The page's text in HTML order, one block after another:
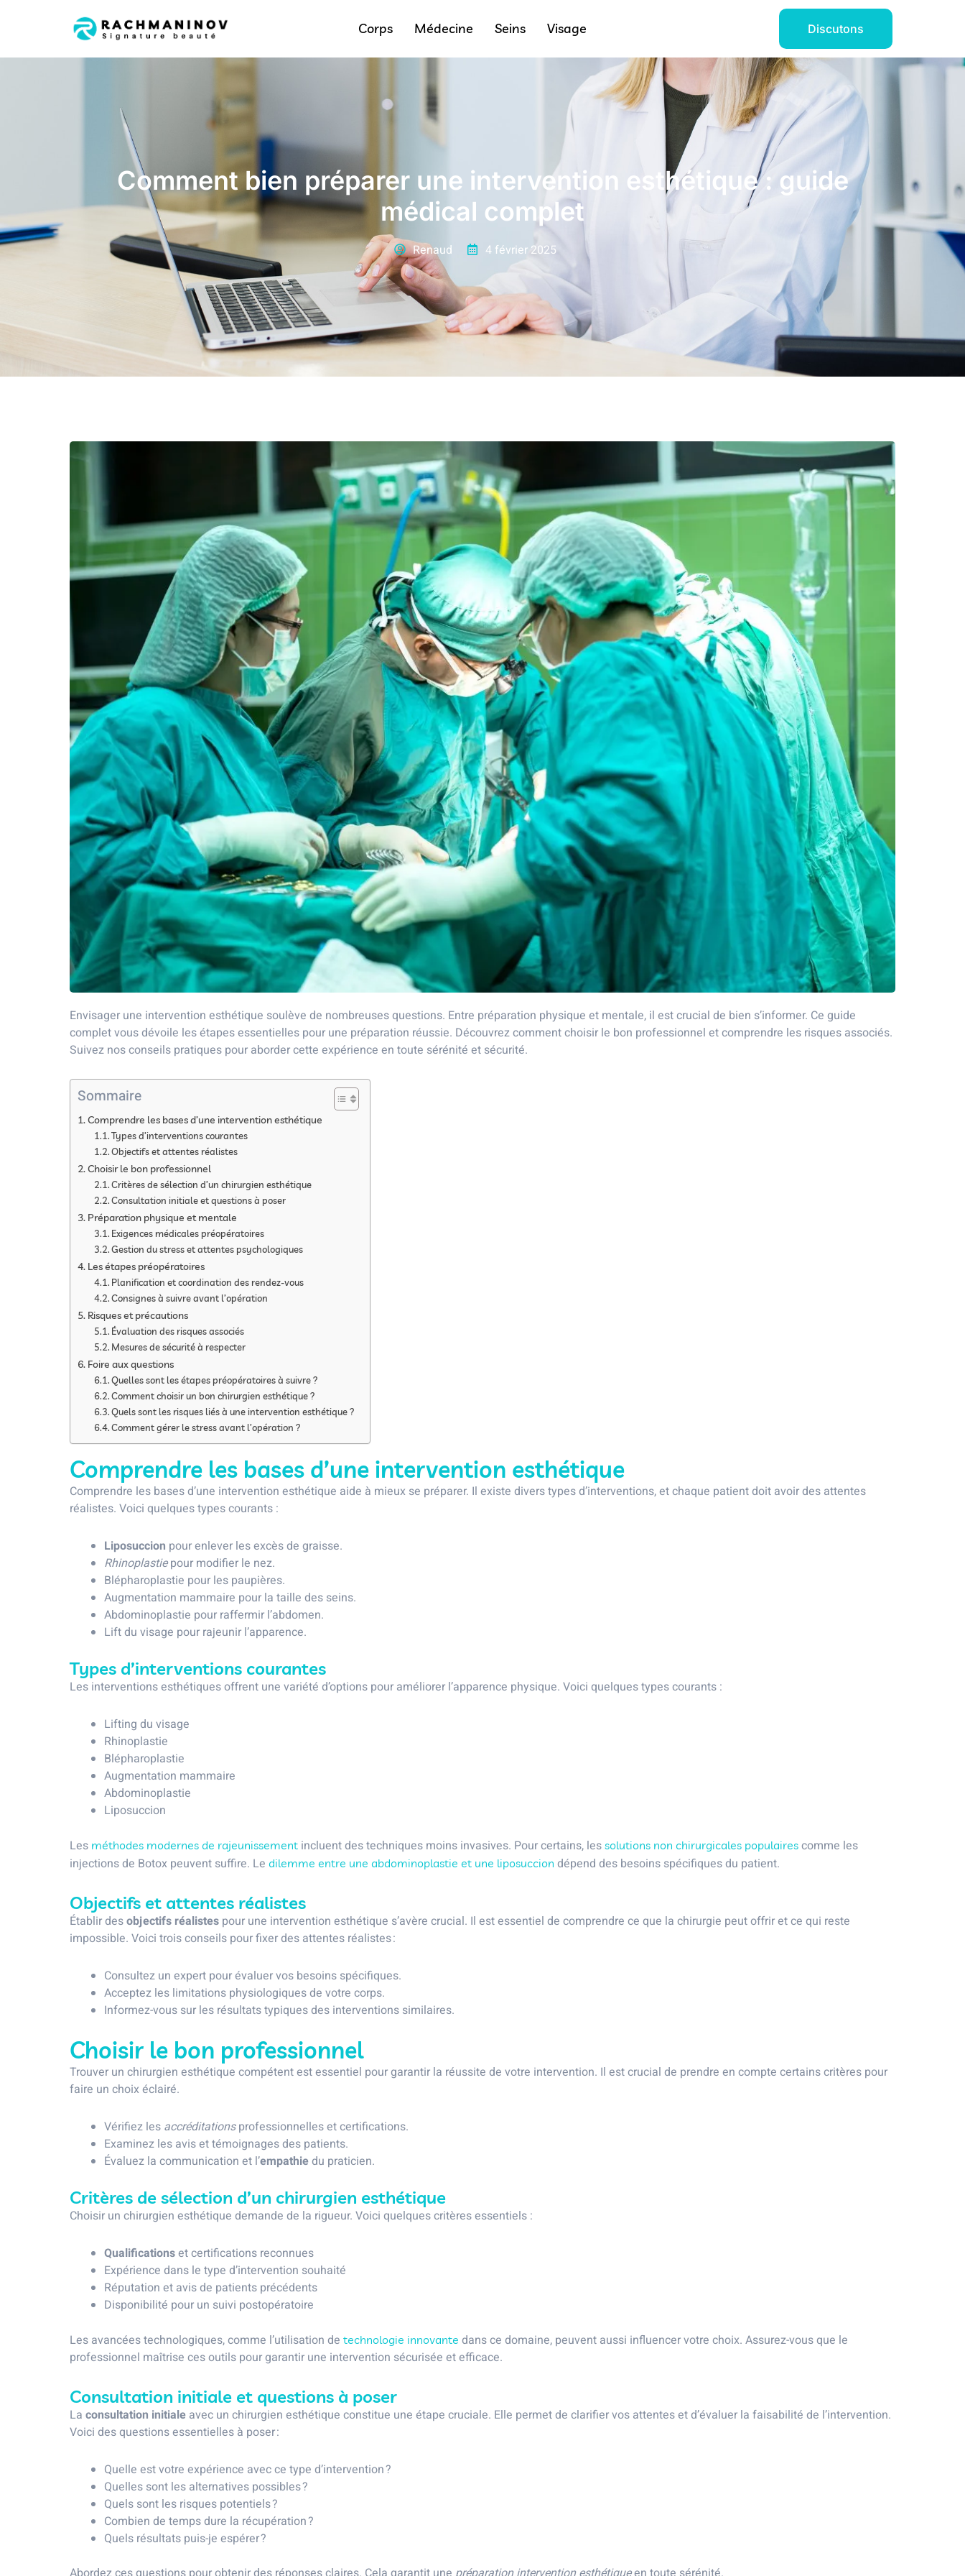
Corps Médecine Seins Visage Discutons
Comment bien préparer une intervention esthétique : guide
médical complet
Renaud 4 février 2025
Envisager une intervention esthétique soulève de nombreuses questions. Entre préparation physique et mentale, il est crucial de bien s’informer. Ce guide
complet vous dévoile les étapes essentielles pour une préparation réussie. Découvrez comment choisir le bon professionnel et comprendre les risques associés.
Suivez nos conseils pratiques pour aborder cette expérience en toute sérénité et sécurité.
Sommaire
Comprendre les bases d’une intervention esthétique
Types d’interventions courantes
Objectifs et attentes réalistes
Choisir le bon professionnel
Critères de sélection d’un chirurgien esthétique
Consultation initiale et questions à poser
Préparation physique et mentale
Exigences médicales préopératoires
Gestion du stress et attentes psychologiques
Les étapes préopératoires
Planification et coordination des rendez-vous
Consignes à suivre avant l’opération
Risques et précautions
Évaluation des risques associés
Mesures de sécurité à respecter
Foire aux questions
Quelles sont les étapes préopératoires à suivre ?
Comment choisir un bon chirurgien esthétique ?
Quels sont les risques liés à une intervention esthétique ?
Comment gérer le stress avant l’opération ?
Comprendre les bases d’une intervention esthétique
Comprendre les bases d’une intervention esthétique aide à mieux se préparer. Il existe divers types d’interventions, et chaque patient doit avoir des attentes
réalistes. Voici quelques types courants :
Liposuccion pour enlever les excès de graisse.
Rhinoplastiepour modifier le nez.
Blépharoplastie pour les paupières.
Augmentation mammaire pour la taille des seins.
Abdominoplastie pour raffermir l’abdomen.
Lift du visage pour rajeunir l’apparence.
Types d’interventions courantes
Les interventions esthétiques offrent une variété d’options pour améliorer l’apparence physique. Voici quelques types courants :
Lifting du visage
Rhinoplastie
Blépharoplastie
Augmentation mammaire
Abdominoplastie
Liposuccion
Les méthodes modernes de rajeunissement incluent des techniques moins invasives. Pour certains, les solutions non chirurgicales populaires comme les
injections de Botox peuvent suffire. Le dilemme entre une abdominoplastie et une liposuccion dépend des besoins spécifiques du patient.
Objectifs et attentes réalistes
Établir desobjectifs réalistes pour une intervention esthétique s’avère crucial. Il est essentiel de comprendre ce que la chirurgie peut offrir et ce qui reste
impossible. Voici trois conseils pour fixer des attentes réalistes :
Consultez un expert pour évaluer vos besoins spécifiques.
Acceptez les limitations physiologiques de votre corps.
Informez-vous sur les résultats typiques des interventions similaires.
Choisir le bon professionnel
Trouver un chirurgien esthétique compétent est essentiel pour garantir la réussite de votre intervention. Il est crucial de prendre en compte certains critères pour
faire un choix éclairé.
Vérifiez les accréditationsprofessionnelles et certifications.
Examinez les avis et témoignages des patients.
Évaluez la communication et l’empathiedu praticien.
Critères de sélection d’un chirurgien esthétique
Choisir un chirurgien esthétique demande de la rigueur. Voici quelques critères essentiels :
Qualificationset certifications reconnues
Expérience dans le type d’intervention souhaité
Réputation et avis de patients précédents
Disponibilité pour un suivi postopératoire
Les avancées technologiques, comme l’utilisation de technologie innovante dans ce domaine, peuvent aussi influencer votre choix. Assurez-vous que le
professionnel maîtrise ces outils pour garantir une intervention sécurisée et efficace.
Consultation initiale et questions à poser
La consultation initiale avec un chirurgien esthétique constitue une étape cruciale. Elle permet de clarifier vos attentes et d’évaluer la faisabilité de l’intervention.
Voici des questions essentielles à poser :
Quelle est votre expérience avec ce type d’intervention ?
Quelles sont les alternatives possibles ?
Quels sont les risques potentiels ?
Combien de temps dure la récupération ?
Quels résultats puis-je espérer ?